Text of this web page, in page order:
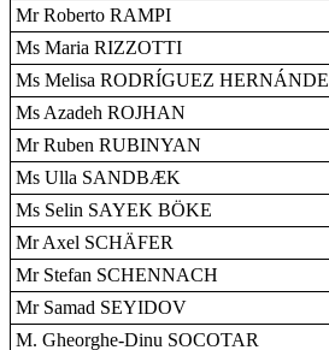
Mr Roberto RAMPI
Ms Maria RIZZOTTI
Ms Melisa RODRÍGUEZ
Ms Azadeh ROJHAN
Mr Ruben RUBINYAN
Ms Ulla SANDBÆK
Ms Selin SAYEK BÖKE
Mr Axel SCHÄFER
Mr Stefan SCHENNACH
Mr Samad SEYIDOV
M. Gheorghe-Dinu SOCOTAR